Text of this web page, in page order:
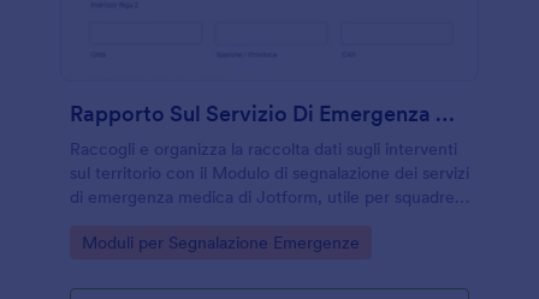
Rapporto Sul Servizio Di Emergenza Medica Sul Terreno
Raccogli e organizza la raccolta dati sugli interventi
sul territorio con il Modulo di segnalazione dei servizi
di emergenza medica di Jotform, utile per squadre
protezione civile.
Go to Category:
Moduli per Segnalazione Emergenze